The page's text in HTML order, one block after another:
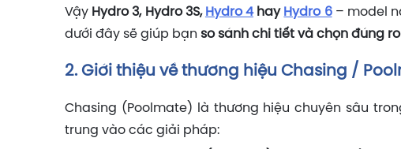
Vậy Hydro 3, Hydro 3S, Hydro 4hay Hydro 6– model
dưới đây sẽ giúp bạn so sánh chi tiết và chọn đúng
2. Giới thiệu về thương hiệu Chasing /
Chasing (Poolmate) là thương hiệu chuyên sâu
trung vào các giải pháp: